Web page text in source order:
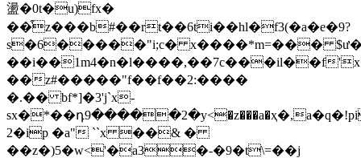
盪�0t�u)fx�
��͒z���b#��rt��6ti��hl�f3(�a�e�9?
s�6�����"i;c� x����*m=���
��i��1m4�n�l����,��7c���il��f
��z#�����"f��f��2:����
�.�� bf*]�3'j`x-
2�ip �a" ``x ��& �
��z�)5�w<'�a3�-�9�t\=��j